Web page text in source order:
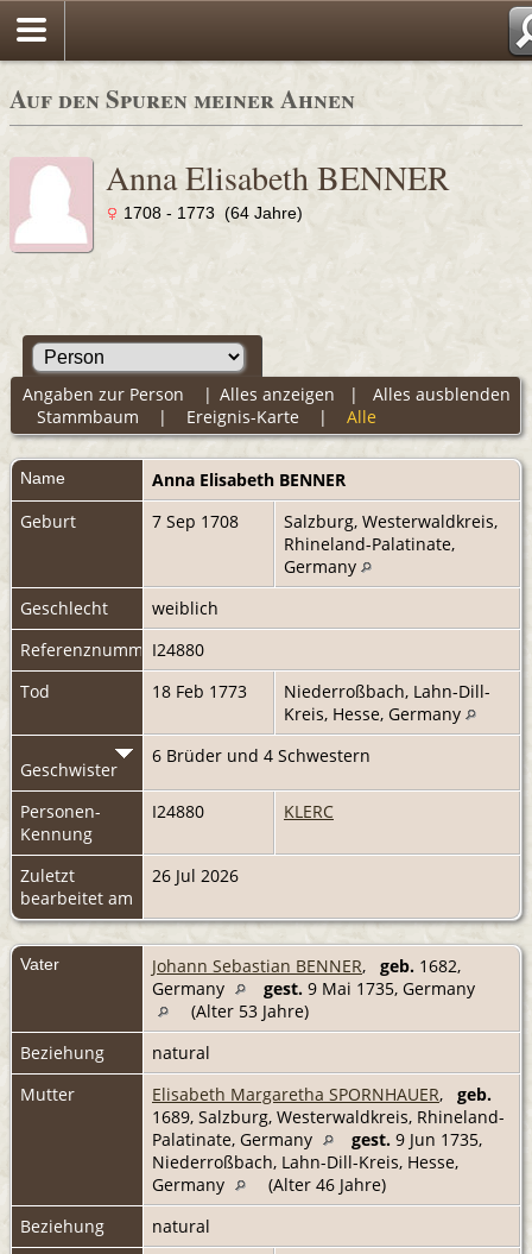
Auf den Spuren meiner Ahnen
Anna Elisabeth BENNER
1708 - 1773 (64 Jahre)
Alles anzeigen | Alles ausblenden
Angaben zur Person |
Stammbaum | Ereignis-Karte | Alle
Name Anna Elisabeth BENNER
Geburt
7 Sep 1708
Salzburg, Westerwaldkreis,
Rhineland-Palatinate,
Germany
Geschlecht
weiblich
ReferenznummerI24880
Tod
18 Feb 1773
Niederroßbach, Lahn-Dill-
Kreis, Hesse, Germany
Geschwister
6 Brüder und 4 Schwestern
Personen-
Kennung
I24880 KLERC
Zuletzt
bearbeitet am
26 Jul 2026
Vater Johann Sebastian BENNER, geb. 1682,
Germany
gest. 9 Mai 1735, Germany
(Alter 53 Jahre)
Beziehung
natural
Mutter
Elisabeth Margaretha SPORNHAUER, geb.
1689, Salzburg, Westerwaldkreis, Rhineland-
Palatinate, Germany
gest. 9 Jun 1735,
Niederroßbach, Lahn-Dill-Kreis, Hesse,
Germany
(Alter 46 Jahre)
Beziehung
natural